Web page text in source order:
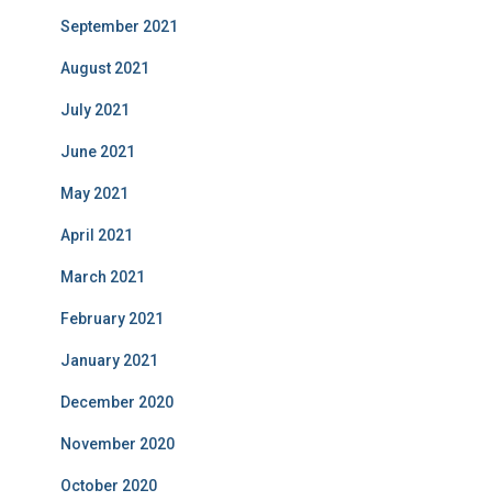
September 2021
August 2021
July 2021
June 2021
May 2021
April 2021
March 2021
February 2021
January 2021
December 2020
November 2020
October 2020